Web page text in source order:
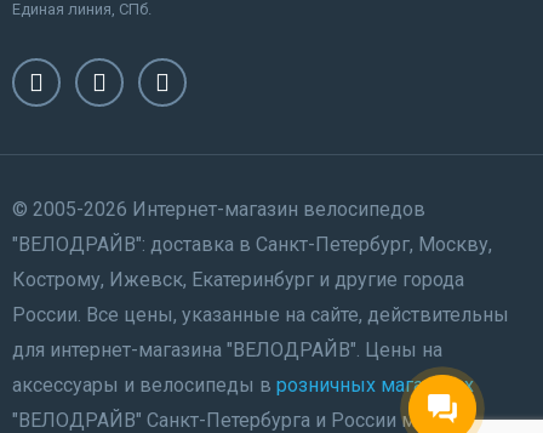
Единая линия, СПб.
© 2005-2026 Интернет-магазин велосипедов
"ВЕЛОДРАЙВ": доставка в Санкт-Петербург, Москву,
Кострому, Ижевск, Екатеринбург и другие города
России. Все цены, указанные на сайте, действительны
для интернет-магазина "ВЕЛОДРАЙВ". Цены на
аксессуары и велосипеды в розничных магазинах
"ВЕЛОДРАЙВ" Санкт-Петербурга и России могут